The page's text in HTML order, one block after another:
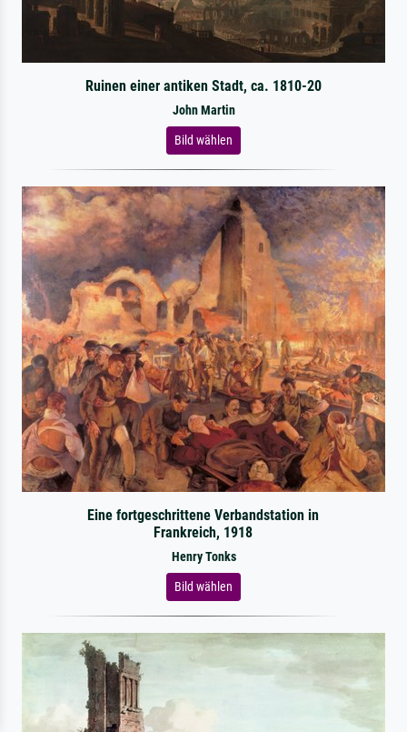
Ruinen einer antiken Stadt, ca. 1810-20
John Martin
Bild wählen
Eine fortgeschrittene Verbandstation in
Frankreich, 1918
Henry Tonks
Bild wählen